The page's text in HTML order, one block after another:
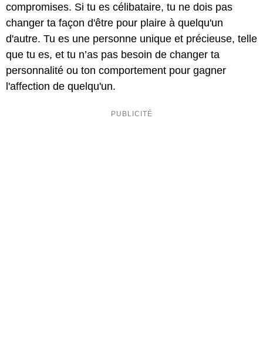
compromises. Si tu es célibataire, tu ne dois pas
changer ta façon d'être pour plaire à quelqu'un
d'autre. Tu es une personne unique et précieuse, telle
que tu es, et tu n’as pas besoin de changer ta
personnalité ou ton comportement pour gagner
l'affection de quelqu'un.